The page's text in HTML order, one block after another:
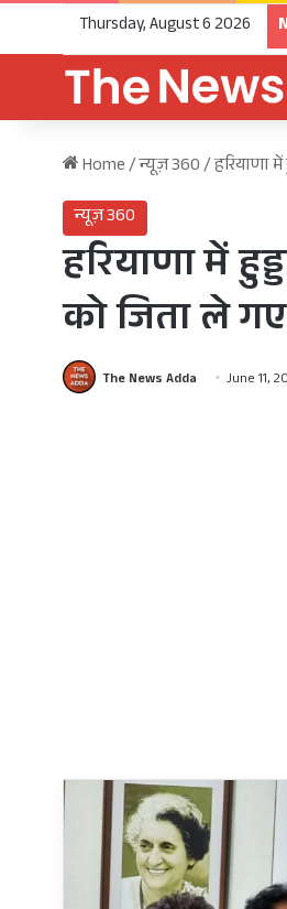
Thursday, August 6 2026
Home/न्यूज़ 360/हरियाणा
न्यूज़ 360
हरियाणा में
को जिता ले
The News Adda June 11,